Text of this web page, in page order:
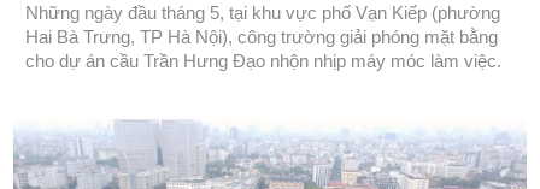
Những ngày đầu tháng 5, tại khu vực phố Vạn Kiếp (phường
Hai Bà Trưng, TP Hà Nội), công trường giải phóng mặt bằng
cho dự án cầu Trần Hưng Đạo nhộn nhịp máy móc làm việc.